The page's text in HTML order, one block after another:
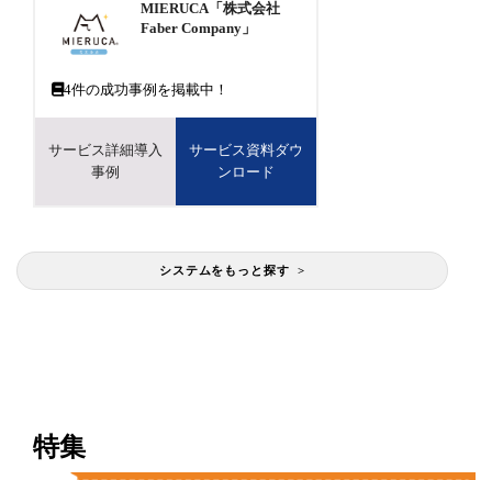
MIERUCA「株式会社
Faber Company」
4件の成功事例を掲載中！
サービス詳細導入
事例
サービス資料ダウ
ンロード
システムをもっと探す >
特集